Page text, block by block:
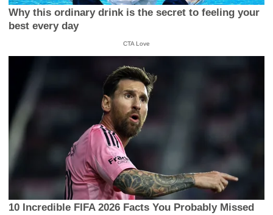
Why this ordinary drink is the secret to feeling your
best every day
CTA Love
10 Incredible FIFA 2026 Facts You Probably Missed